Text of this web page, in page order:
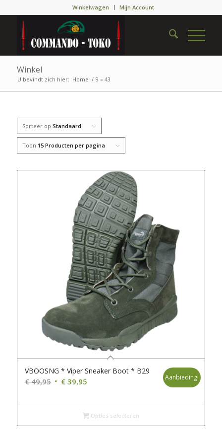
Winkelwagen Mijn Account
Winkel
U bevindt zich hier: Home / 9 = 43
Sorteer op Standaard
Toon 15 Producten per pagina
VBOOSNG * Viper Sneaker Boot * B29
€49,95 Oorspronkelijke
was:
€39,95Huidige
is:
€ 39,95.
Aanbieding!
Opties selecteren